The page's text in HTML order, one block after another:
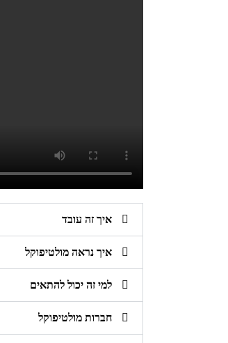
איך זה עובד
איך נראה מולטיפוקל
למי זה יכול להתאים
חברות מולטיפוקל